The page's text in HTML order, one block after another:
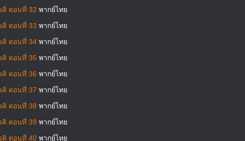
คิ ตอนที่ 32 พากย์ไทย
คิ ตอนที่ 33 พากย์ไทย
คิ ตอนที่ 34 พากย์ไทย
คิ ตอนที่ 35 พากย์ไทย
คิ ตอนที่ 36 พากย์ไทย
คิ ตอนที่ 37 พากย์ไทย
คิ ตอนที่ 38 พากย์ไทย
คิ ตอนที่ 39 พากย์ไทย
คิ ตอนที่ 40 พากย์ไทย